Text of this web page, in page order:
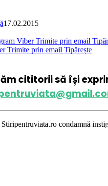
17.02.2015
Viber Trimite prin email
Trimite prin email Tipărește
cititorii să își
condamnă instigarea la